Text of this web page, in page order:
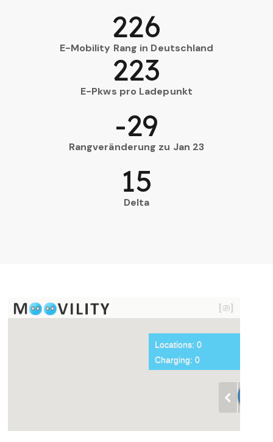
E-Mobility Rang in Deutschland
226
E-Pkws pro Ladepunkt
223
Rangveränderung zu Jan 23
-29
Delta
15